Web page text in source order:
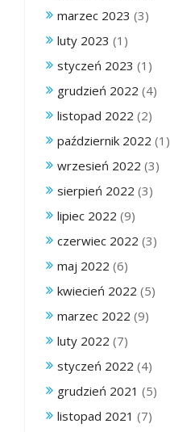
marzec 2023 (3)
luty 2023 (1)
styczeń 2023 (1)
grudzień 2022 (4)
listopad 2022 (2)
październik 2022 (1)
wrzesień 2022 (3)
sierpień 2022 (3)
lipiec 2022 (9)
czerwiec 2022 (3)
maj 2022 (6)
kwiecień 2022 (5)
marzec 2022 (9)
luty 2022 (7)
styczeń 2022 (4)
grudzień 2021 (5)
listopad 2021 (7)